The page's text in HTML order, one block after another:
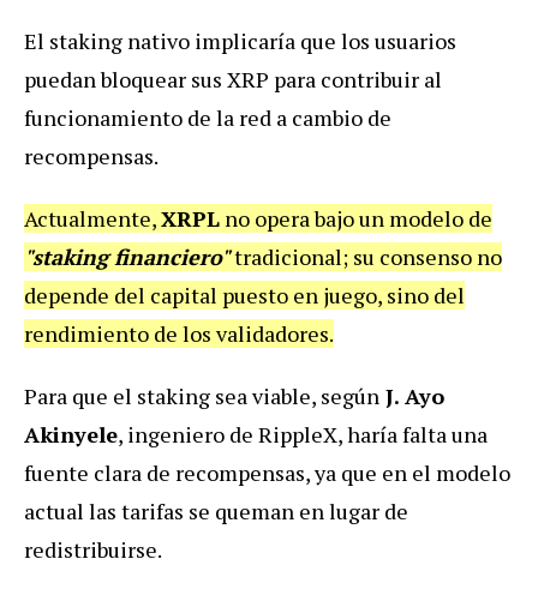
El staking nativo implicaría que los usuarios
puedan bloquear sus XRP para contribuir al
funcionamiento de la red a cambio de
recompensas.
Actualmente,XRPL no opera bajo un modelo de
"staking financiero"tradicional; su consenso no
depende del capital puesto en juego, sino del
rendimiento de los validadores.
Para que el staking sea viable, según J. Ayo
Akinyele, ingeniero de RippleX, haría falta una
fuente clara de recompensas, ya que en el modelo
actual las tarifas se queman en lugar de
redistribuirse.